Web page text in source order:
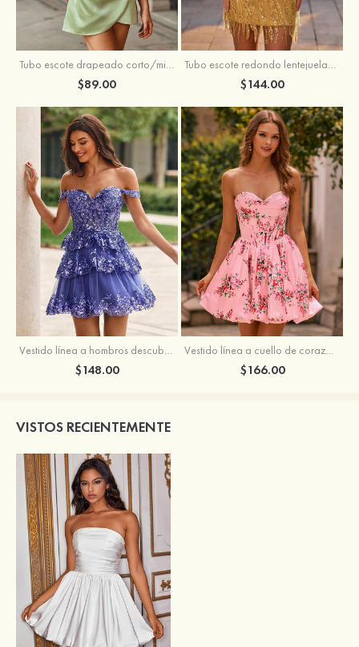
Tubo escote drapeado corto/mini tela charmeuse vestido para homecoming
$89.00
Tubo escote redondo lentejuelas corto vestido para homecoming
$144.00
Vestido línea a hombros descubiertos tul corto/mini vestido para homecoming
$148.00
Vestido línea a cuello de corazón satén corto vestido para homecoming
$166.00
VISTOS RECIENTEMENTE